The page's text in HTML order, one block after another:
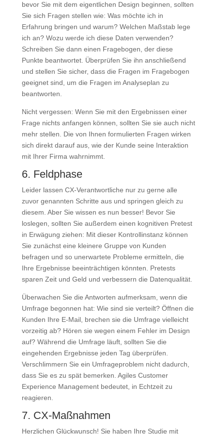
bevor Sie mit dem eigentlichen Design beginnen, sollten
Sie sich Fragen stellen wie: Was möchte ich in
Erfahrung bringen und warum? Welchen Maßstab lege
ich an? Wozu werde ich diese Daten verwenden?
Schreiben Sie dann einen Fragebogen, der diese
Punkte beantwortet. Überprüfen Sie ihn anschließend
und stellen Sie sicher, dass die Fragen im Fragebogen
geeignet sind, um die Fragen im Analyseplan zu
beantworten.
Nicht vergessen: Wenn Sie mit den Ergebnissen einer
Frage nichts anfangen können, sollten Sie sie auch nicht
mehr stellen. Die von Ihnen formulierten Fragen wirken
sich direkt darauf aus, wie der Kunde seine Interaktion
mit Ihrer Firma wahrnimmt.
6. Feldphase
Leider lassen CX-Verantwortliche nur zu gerne alle
zuvor genannten Schritte aus und springen gleich zu
diesem. Aber Sie wissen es nun besser! Bevor Sie
loslegen, sollten Sie außerdem einen kognitiven Pretest
in Erwägung ziehen: Mit dieser Kontrollinstanz können
Sie zunächst eine kleinere Gruppe von Kunden
befragen und so unerwartete Probleme ermitteln, die
Ihre Ergebnisse beeinträchtigen könnten. Pretests
sparen Zeit und Geld und verbessern die Datenqualität.
Überwachen Sie die Antworten aufmerksam, wenn die
Umfrage begonnen hat: Wie sind sie verteilt? Öffnen die
Kunden Ihre E-Mail, brechen sie die Umfrage vielleicht
vorzeitig ab? Hören sie wegen einem Fehler im Design
auf? Während die Umfrage läuft, sollten Sie die
eingehenden Ergebnisse jeden Tag überprüfen.
Verschlimmern Sie ein Umfrageproblem nicht dadurch,
dass Sie es zu spät bemerken. Agiles Customer
Experience Management bedeutet, in Echtzeit zu
reagieren.
7. CX-Maßnahmen
Herzlichen Glückwunsch! Sie haben Ihre Studie mit